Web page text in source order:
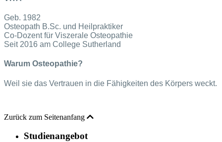
Geb. 1982
Osteopath B.Sc. und Heilpraktiker
Co-Dozent für Viszerale Osteopathie
Seit 2016 am College Sutherland
Warum Osteopathie?
Weil sie das Vertrauen in die Fähigkeiten des Körpers weckt.
Zurück zum Seitenanfang
Studienangebot